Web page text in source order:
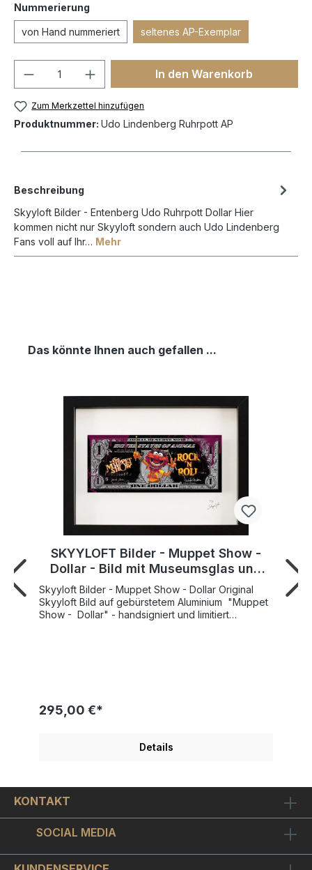
Nummerierung
von Hand nummeriert seltenes AP-Exemplar
In den Warenkorb
Zum Merkzettel hinzufügen
Produktnummer: Udo Lindenberg Ruhrpott AP
Beschreibung
Skyyloft Bilder - Entenberg Udo Ruhrpott Dollar Hier
kommen nicht nur Skyyloft sondern auch Udo Lindenberg
Fans voll auf Ihr… Mehr
Das könnte Ihnen auch gefallen ...
SKYYLOFT Bilder - Muppet Show -
Dollar - Bild mit Museumsglas und
Bilderrahmen
Skyyloft Bilder - Muppet Show - Dollar Original
Skyyloft Bild auf gebürstetem Aluminium "Muppet
Show - Dollar" - handsigniert und limitiert
Bilderrahmen inkl. hochwertigem Museumsglas
Liebhaber der "Muppet Show"! "Rock'N'Roll"
steht es in strahlender Leuchtschrift neben dem
Schlagzeug zappelig umher schwingt!Der
"Muppet Show - Dollar" ist auf chromglänzendes
Aludibond gedruckt. Optisch ergibt sich ein sehr
schöner Kontrast zwischen chromglänzenden
unbedruckten Bildstellen und dem ansonsten
metallisch matt seidenglänzenden Bildmotiv.Der
mattschwarze Objekt-Bilderrahmen nimmt das Bild
295,00 €*
Details
KONTAKT
SOCIAL MEDIA